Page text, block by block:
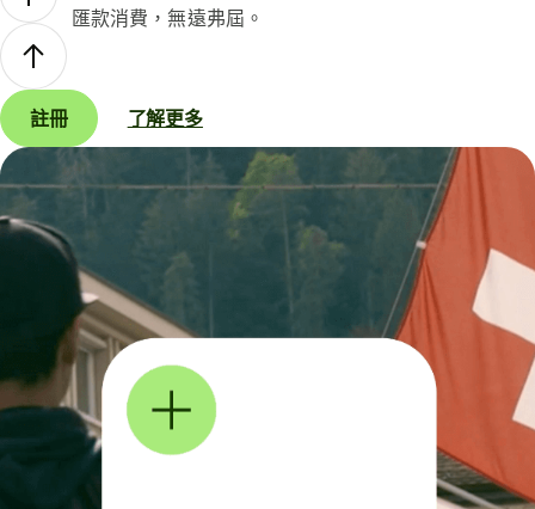
匯款消費，無遠弗屆。
註冊 了解更多